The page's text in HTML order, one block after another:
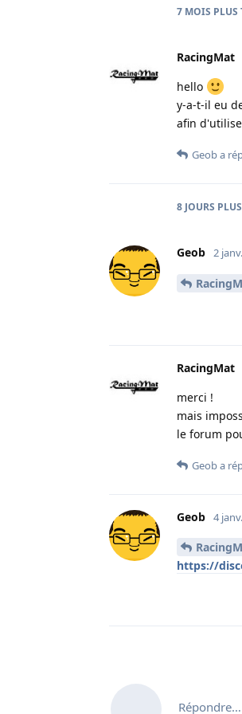
7 MOIS PLUS
RacingMat
hello
y-a-t-il eu
afin
Geoba
8 JOURS
Geob 2 janv.
RacingMat
merci !
mais
le forum
Geoba
Geob 4 janv.
https://
Répondre…